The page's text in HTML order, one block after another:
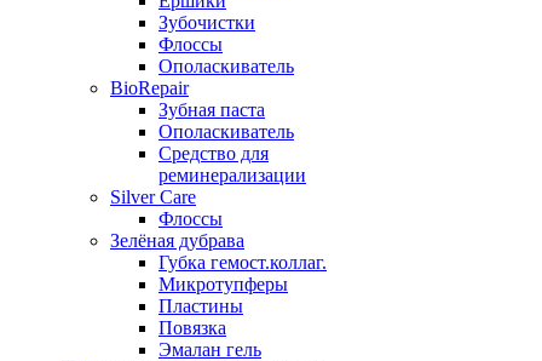
Зубочистки
Флоссы
Ополаскиватель
BioRepair
Зубная паста
Ополаскиватель
Средство для
реминерализации
Silver Care
Флоссы
Зелёная дубрава
Губка гемост.коллаг.
Микротупферы
Пластины
Повязка
Эмалан гель